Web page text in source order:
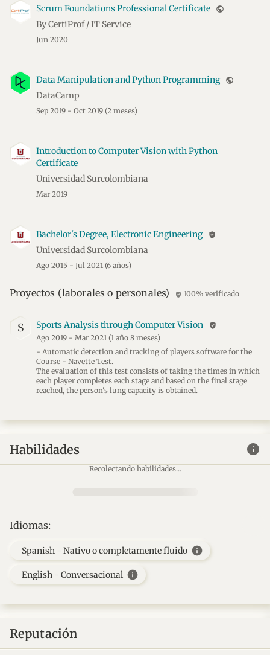
Scrum Foundations Professional Certificate public
By CertiProf / IT Service
Jun 2020
Data Manipulation and Python Programming public
DataCamp
Sep 2019 - Oct 2019 (2 meses)
Introduction to Computer Vision with Python
Certificate
Universidad Surcolombiana
Mar 2019
Bachelor's Degree, Electronic Engineering verified_user
Universidad Surcolombiana
Ago 2015 - Jul 2021 (6 años)
Proyectos (laborales o personales) verified_user 100% verificado
S Sports Analysis through Computer Vision verified_user
Ago 2019 - Mar 2021 (1 año 8 meses)
- Automatic detection and tracking of players software for the
Course - Navette Test.
The evaluation of this test consists of taking the times in which
each player completes each stage and based on the final stage
reached, the person's lung capacity is obtained.
Habilidades info
Recolectando habilidades...
Idiomas:
Spanish - Nativo o completamente fluido info
English - Conversacional info
Reputación